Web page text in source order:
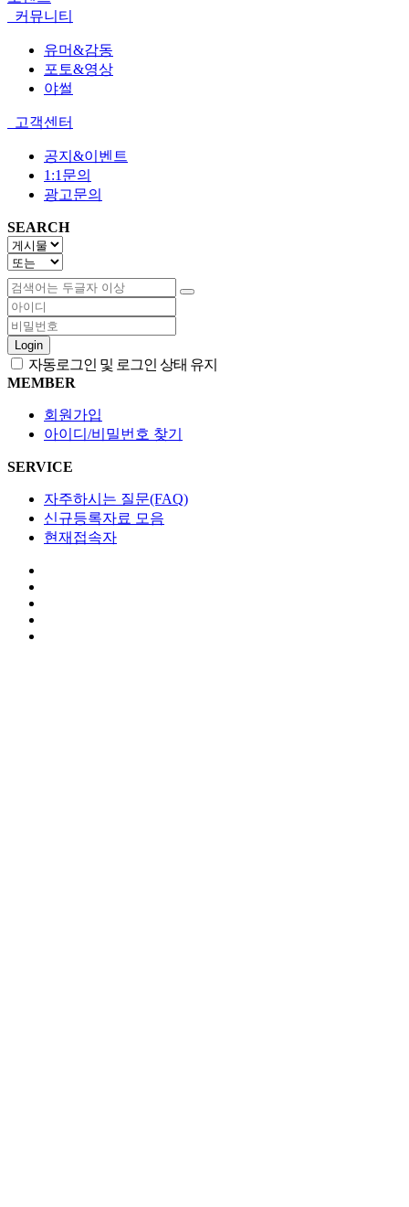
커뮤니티
유머&감동
포토&영상
야썰
고객센터
공지&이벤트
1:1문의
광고문의
SEARCH
Login
자동로그인 및 로그인 상태 유지
MEMBER
회원가입
아이디/비밀번호 찾기
SERVICE
자주하시는 질문(FAQ)
신규등록자료 모음
현재접속자